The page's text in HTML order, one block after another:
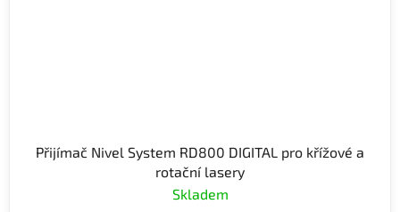
Přijímač Nivel System RD800 DIGITAL pro křížové a
rotační lasery
Skladem